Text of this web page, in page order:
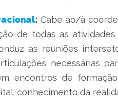
: Cabe ao/à
de todas as
as reuniões
necessárias
encontros de
conhecimento da